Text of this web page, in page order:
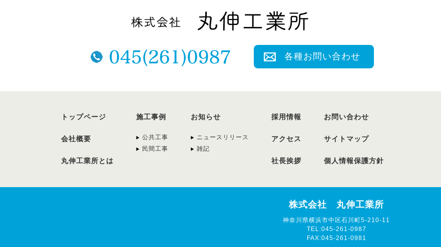
各種お問い合わせ
トップページ
会社概要
丸伸工業所とは
施工事例
公共工事
民間工事
お知らせ
ニュースリリース
雑記
採用情報
アクセス
社長挨拶
お問い合わせ
サイトマップ
個人情報保護方針
株式会社 丸伸工業所
神奈川県横浜市中区石川町5-210-11
TEL:045-261-0987
FAX:045-261-0981